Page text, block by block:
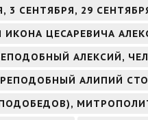
3 СЕНТЯБРЯ, 29
ИКОНА ЦЕСАРЕВИЧА
АЛЕКСИЙ,
АЛИПИЙ